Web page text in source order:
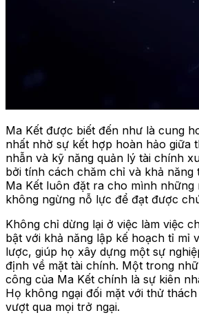
Ma Kết được biết đến như là cung
nhất nhờ sự kết hợp hoàn hảo giữa
nhẫn và kỹ năng quản lý tài chính
bởi tính cách chăm chỉ và khả năng
Ma Kết luôn đặt ra cho mình những
không ngừng nỗ lực để đạt được
Không chỉ dừng lại ở việc làm việc
bật với khả năng lập kế hoạch tỉ mỉ
lược, giúp họ xây dựng một sự
định về mặt tài chính. Một trong
công của Ma Kết chính là sự kiên
Họ không ngại đối mặt với thử
vượt qua mọi trở ngại.